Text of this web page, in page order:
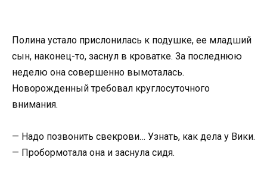
Полина устало прислонилась к подушке, ее младший
сын, наконец-то, заснул в кроватке. За последнюю
неделю она совершенно вымоталась.
Новорожденный требовал круглосуточного
внимания.
— Надо позвонить свекрови… Узнать, как дела у Вики.
— Пробормотала она и заснула сидя.